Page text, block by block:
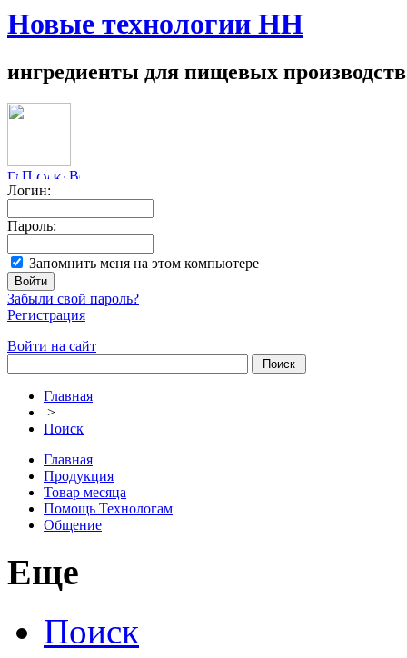
Новые технологии НН
ингредиенты для пищевых производств
Логин:
Пароль:
Запомнить меня на этом компьютере
Забыли свой пароль?
Регистрация
Войти на сайт
Главная
>
Поиск
Главная
Продукция
Товар месяца
Помощь Технологам
Общение
Еще
Поиск